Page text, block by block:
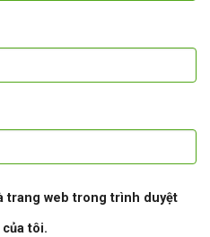
trang web trong trình duyệt
tôi.